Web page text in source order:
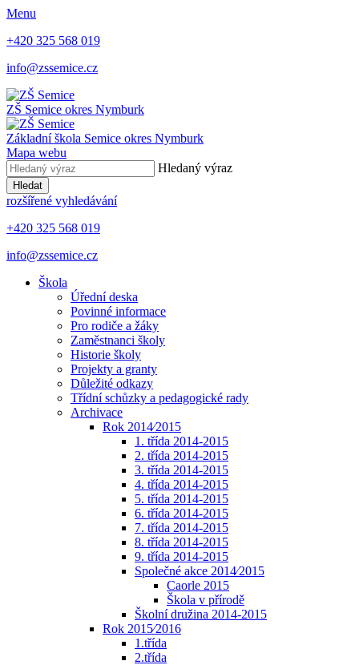
Menu
+420 325 568 019
info@zssemice.cz
ZŠ Semice okres Nymburk
Základní škola Semice okres Nymburk
Mapa webu
Hledaný výraz
Hledat
rozšířené vyhledávání
+420 325 568 019
info@zssemice.cz
Škola
Úřední deska
Povinné informace
Pro rodiče a žáky
Zaměstnanci školy
Historie školy
Projekty a granty
Důležité odkazy
Třídní schůzky a pedagogické rady
Archivace
Rok 2014⁄2015
1. třída 2014-2015
2. třída 2014-2015
3. třída 2014-2015
4. třída 2014-2015
5. třída 2014-2015
6. třída 2014-2015
7. třída 2014-2015
8. třída 2014-2015
9. třída 2014-2015
Společné akce 2014⁄2015
Caorle 2015
Škola v přírodě
Školní družina 2014-2015
Rok 2015⁄2016
1.třída
2.třída